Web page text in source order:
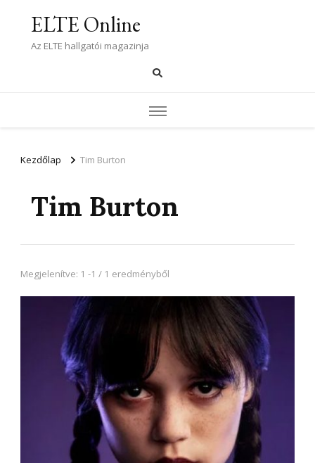
ELTE Online
Az ELTE hallgatói magazinja
Kezdőlap Tim Burton
Tim Burton
Megjelenítve: 1 -1 / 1 eredményből